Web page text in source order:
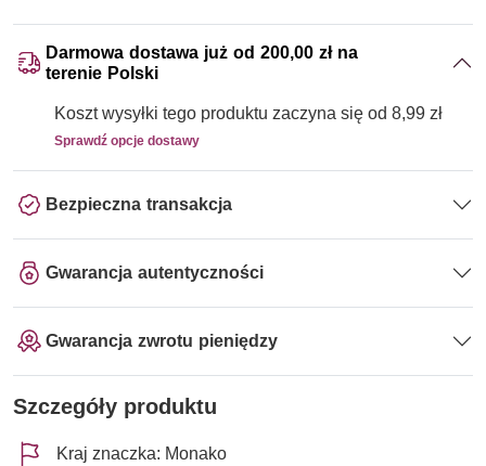
Darmowa dostawa już od 200,00 zł na
terenie Polski
Koszt wysyłki tego produktu zaczyna się od 8,99 zł
Sprawdź opcje dostawy
Bezpieczna transakcja
Gwarancja autentyczności
Gwarancja zwrotu pieniędzy
Szczegóły produktu
Kraj znaczka: Monako